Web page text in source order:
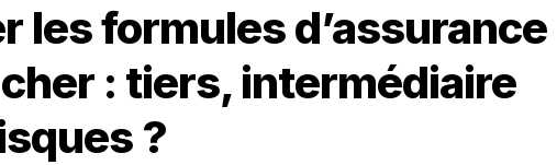
les formules d’assurance
: tiers, intermédiaire
?